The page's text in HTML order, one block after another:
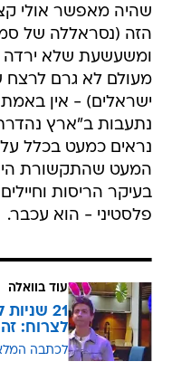
שהיה מאפשר אולי
הזה (נסראללה של
ומשעשעת שלא ירדה
מעולם לא גרם לרצח
ישראלים) - אין באמת
נתעבות ב"ארץ
נראים כמעט בכלל
המעט שהתקשורת
בעיקר הריסות
פלסטיני - הוא עכבר.
עוד בוואלה
21
לצרוח:
לכתבה